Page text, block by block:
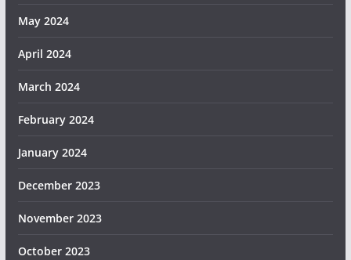
May 2024
April 2024
March 2024
February 2024
January 2024
December 2023
November 2023
October 2023